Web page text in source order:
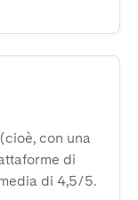
con una
di
di 4,5/5.